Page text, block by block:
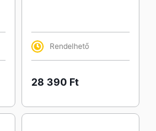
Rendelhető
28 390 Ft